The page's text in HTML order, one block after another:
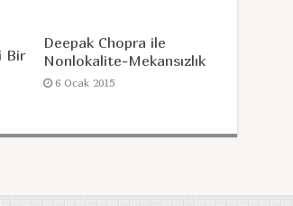
Bir
Deepak Chopra ile
Nonlokalite-Mekansızlık
6 Ocak 2015